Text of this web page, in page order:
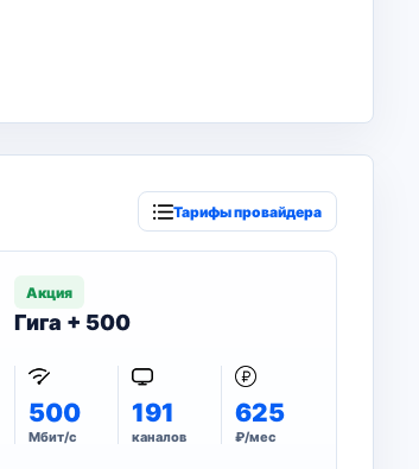
Тарифы провайдера
Акция
Гига + 500
500
Мбит/с
191
каналов
625
₽/мес